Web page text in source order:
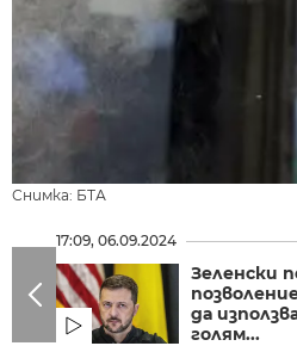
Снимка: БТА
17:09, 06.09.2024
Зеленски
да
голям...